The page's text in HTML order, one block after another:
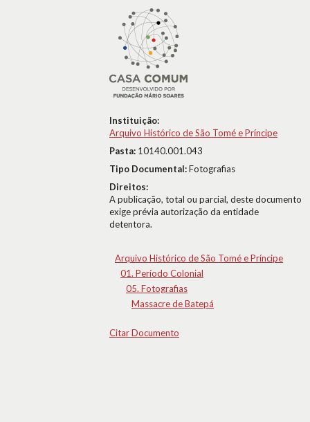
Instituição:
Arquivo Histórico de São Tomé e Príncipe
Pasta: 10140.001.043
Tipo Documental:Fotografias
Direitos:
A publicação, total ou parcial, deste documento
exige prévia autorização da entidade
detentora.
Arquivo Histórico de São Tomé e Príncipe
01. Período Colonial
05. Fotografias
Massacre de Batepá
Citar Documento